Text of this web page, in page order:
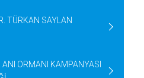
TÜRKAN SAYLAN
ORMANI KAMPANYASI